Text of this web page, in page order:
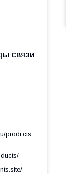
products